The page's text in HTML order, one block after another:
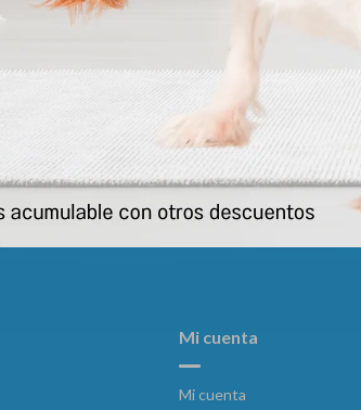
Foodplement 100 Gr
Mi cuenta
Mi cuenta